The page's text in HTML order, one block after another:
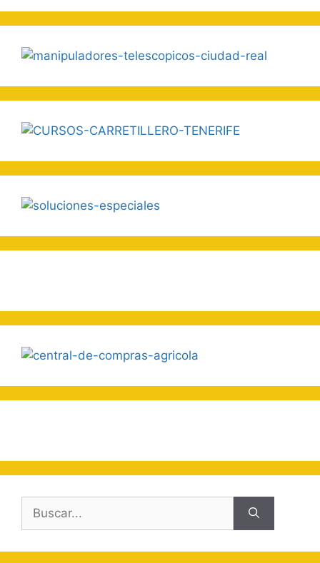
Buscar: